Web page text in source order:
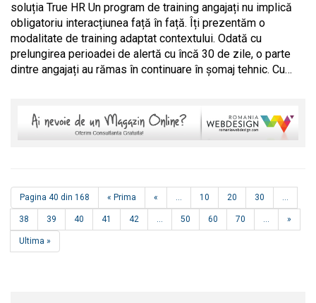
soluția True HR Un program de training angajați nu implică
obligatoriu interacțiunea față în față. Îți prezentăm o
modalitate de training adaptat contextului. Odată cu
prelungirea perioadei de alertă cu încă 30 de zile, o parte
dintre angajați au rămas în continuare în șomaj tehnic. Cu…
Pagina 40 din 168 « Prima « ... 10 20 30 ...
38 39 40 41 42 ... 50 60 70 ... »
Ultima »